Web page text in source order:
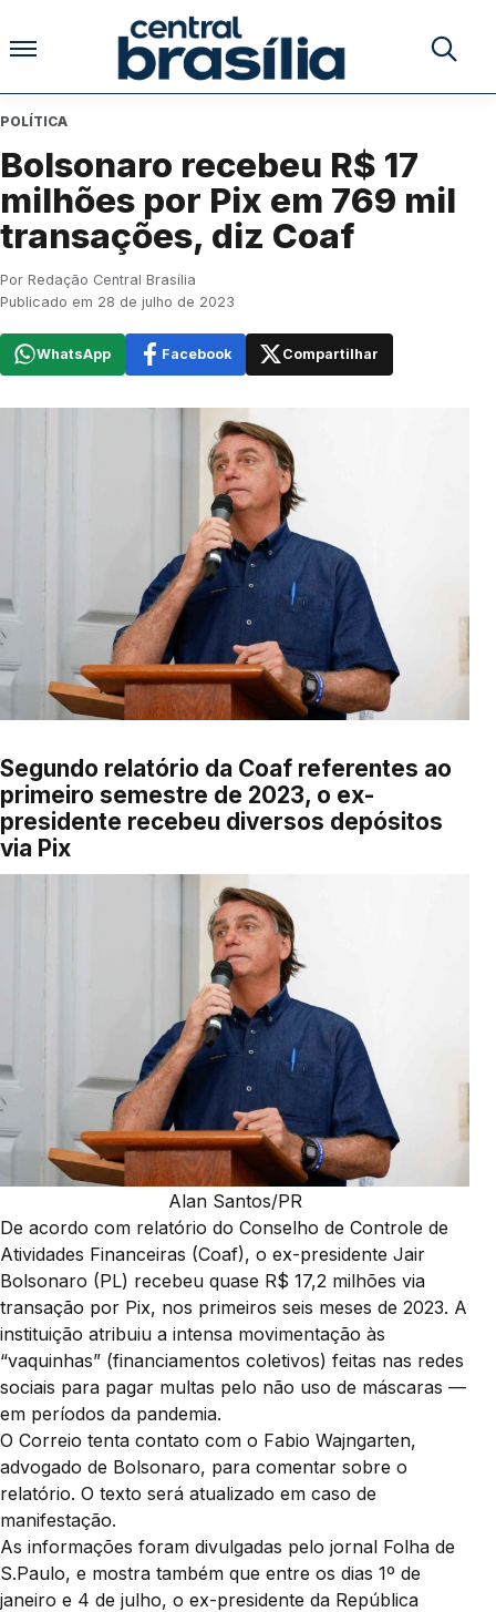
Pular para o conteúdo
Buscar
POLÍTICA
Bolsonaro recebeu R$ 17
milhões por Pix em 769 mil
transações, diz Coaf
Por Redação Central Brasília
Publicado em 28 de julho de 2023
WhatsApp Facebook Compartilhar
Segundo relatório da Coaf referentes ao
primeiro semestre de 2023, o ex-
presidente recebeu diversos depósitos
via Pix
Alan Santos/PR
De acordo com relatório do Conselho de Controle de
Atividades Financeiras (Coaf), o ex-presidente Jair
Bolsonaro (PL) recebeu quase R$ 17,2 milhões via
transação por Pix, nos primeiros seis meses de 2023. A
instituição atribuiu a intensa movimentação às
“vaquinhas” (financiamentos coletivos) feitas nas redes
sociais para pagar multas pelo não uso de máscaras —
em períodos da pandemia.
O Correio tenta contato com o Fabio Wajngarten,
advogado de Bolsonaro, para comentar sobre o
relatório. O texto será atualizado em caso de
manifestação.
As informações foram divulgadas pelo jornal Folha de
S.Paulo, e mostra também que entre os dias 1º de
janeiro e 4 de julho, o ex-presidente da República